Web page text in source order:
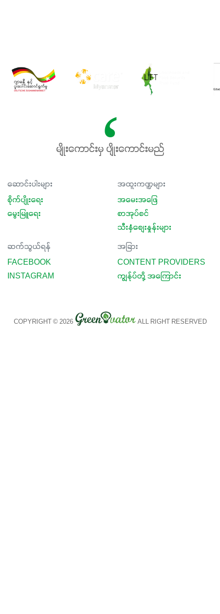
မျိုးကောင်းမှ ပျိုးကောင်းမည်
ဆောင်းပါးများ
စိုက်ပျိုးရေး
မွေးမြူရေး
အထူးကဏ္ဍများ
အမေးအဖြေ
စာအုပ်စင်
သီးနှံစျေးနှုန်းများ
ဆက်သွယ်ရန်
FACEBOOK
INSTAGRAM
အခြား
CONTENT PROVIDERS
ကျွန်ုပ်တို့ အကြောင်း
COPYRIGHT © 2026 ALL RIGHT RESERVED